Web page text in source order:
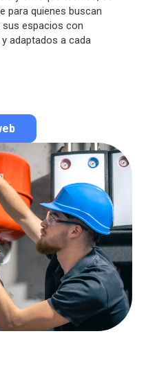
para quienes buscan
espacios con
adaptados a cada